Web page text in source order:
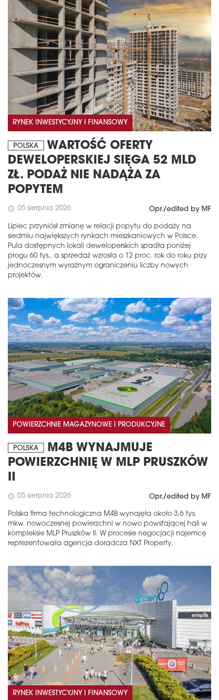
RYNEK INWESTYCYJNY I FINANSOWY
POLSKA
WARTOŚĆ OFERTY
DEWELOPERSKIEJ SIĘGA 52 MLD
ZŁ. PODAŻ NIE NADĄŻA ZA
POPYTEM
schedule 05 sierpnia 2026 Opr./edited by MF
Lipiec przyniósł zmianę w relacji popytu do podaży na
siedmiu największych rynkach mieszkaniowych w Polsce.
Pula dostępnych lokali deweloperskich spadła poniżej
progu 60 tys., a sprzedaż wzrosła o 12 proc. rok do roku przy
jednoczesnym wyraźnym ograniczeniu liczby nowych
projektów.
POWIERZCHNIE MAGAZYNOWE I PRODUKCYJNE
POLSKA
M4B WYNAJMUJE
POWIERZCHNIĘ W MLP PRUSZKÓW
II
schedule 05 sierpnia 2026 Opr./edited by MF
Polska firma technologiczna M4B wynajęła około 3,6 tys.
mkw. nowoczesnej powierzchni w nowo powstającej hali w
kompleksie MLP Pruszków II. W procesie negocjacji najemcę
reprezentowała agencja doradcza NXT Property.
RYNEK INWESTYCYJNY I FINANSOWY
MAGAZYN
Wydanie 6 (308)
CZERWIEC 2026
Więcej w tym wydaniu
arrow_forward
Zamów teraz!